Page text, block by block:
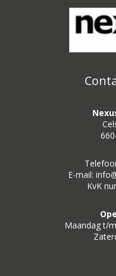
E-mail:
KvK
Maandag t/